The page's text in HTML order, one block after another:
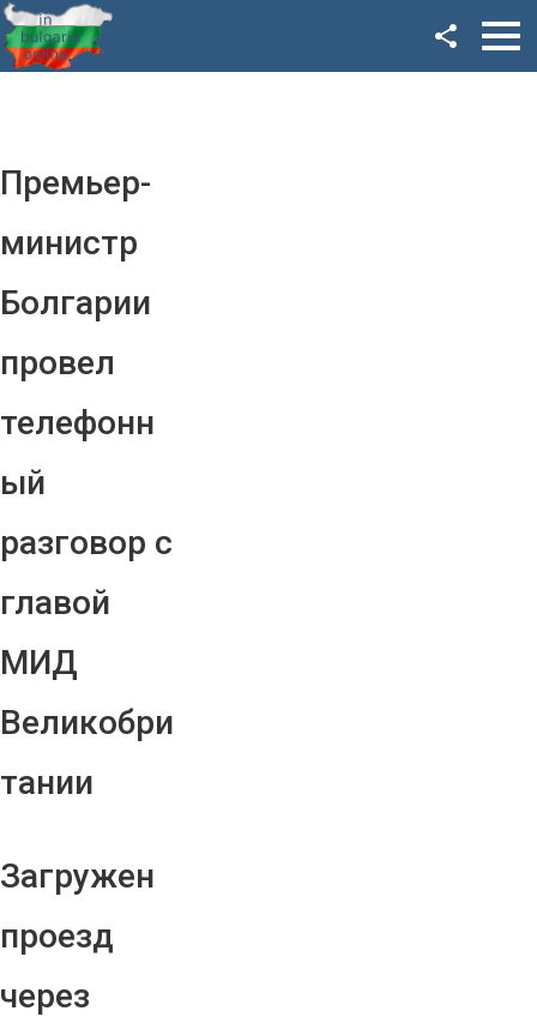
Премьер-
министр
Болгарии
провел
телефонн
ый
разговор с
главой
МИД
Великобри
тании
Загружен
проезд
через